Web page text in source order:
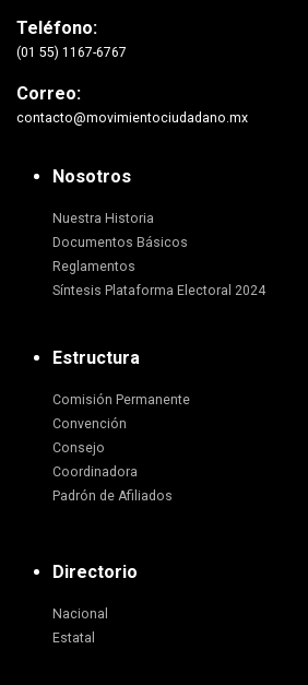
Teléfono:
(01 55) 1167-6767
Correo:
contacto@movimientociudadano.mx
Nosotros
Nuestra Historia
Documentos Básicos
Reglamentos
Síntesis Plataforma Electoral 2024
Estructura
Comisión Permanente
Convención
Consejo
Coordinadora
Padrón de Afiliados
Directorio
Nacional
Estatal